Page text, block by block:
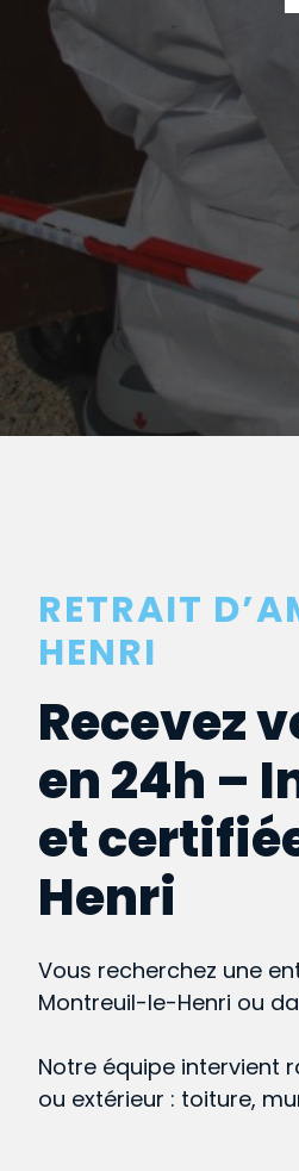
RETRAIT
HENRI
Recevez
en 24h –
et
Henri
Vous recherchez une
Montreuil-le-Henri ou
Notre équipe intervient
ou extérieur : toiture,